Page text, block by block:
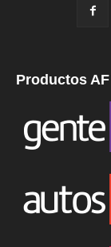
Productos AF